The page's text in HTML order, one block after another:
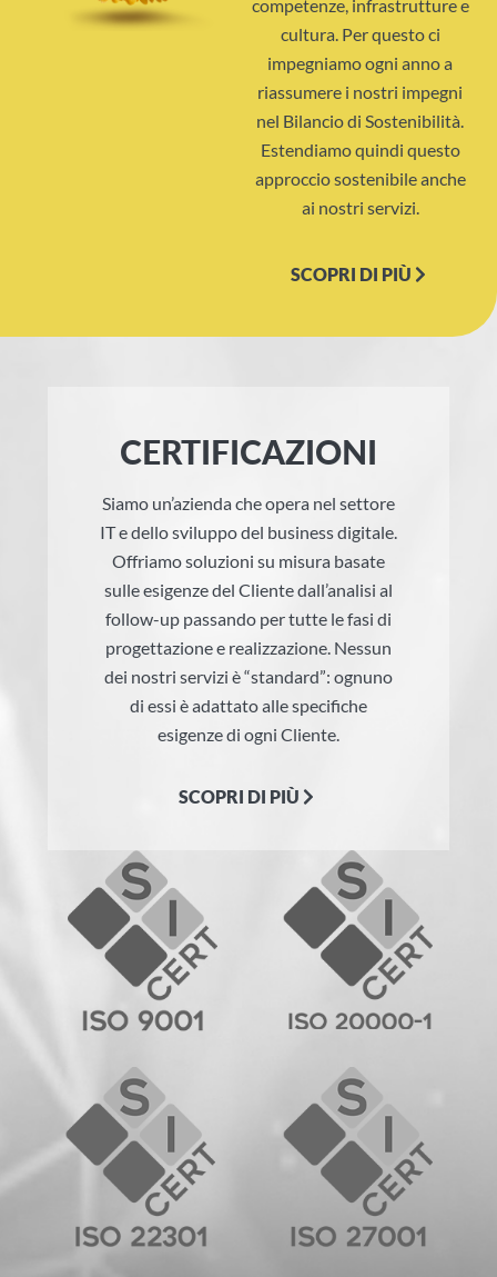
competenze, infrastrutture e
cultura. Per questo ci
impegniamo ogni anno a
riassumere i nostri impegni
nel Bilancio di Sostenibilità.
Estendiamo quindi questo
approccio sostenibile anche
ai nostri servizi.
SCOPRI DI PIÙ
CERTIFICAZIONI
Siamo un’azienda che opera nel settore
IT e dello sviluppo del business digitale.
Offriamo soluzioni su misura basate
sulle esigenze del Cliente dall’analisi al
follow-up passando per tutte le fasi di
progettazione e realizzazione. Nessun
dei nostri servizi è “standard”: ognuno
di essi è adattato alle specifiche
esigenze di ogni Cliente.
SCOPRI DI PIÙ